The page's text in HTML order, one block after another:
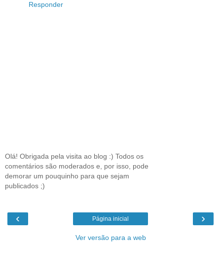
Responder
Olá! Obrigada pela visita ao blog :) Todos os
comentários são moderados e, por isso, pode
demorar um pouquinho para que sejam
publicados ;)
‹ ›
Página inicial
Ver versão para a web